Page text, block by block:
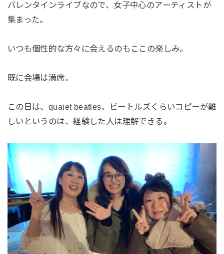
バレンタインライブなので、女子中心のアーティストが
集まった。
いつも個性的な方々に会えるのもここの楽しみ。
既に会場は満席。
この日は、quaiet beatles、ビートルズくらいコピーが難
しいというのは、経験した人は理解できる。